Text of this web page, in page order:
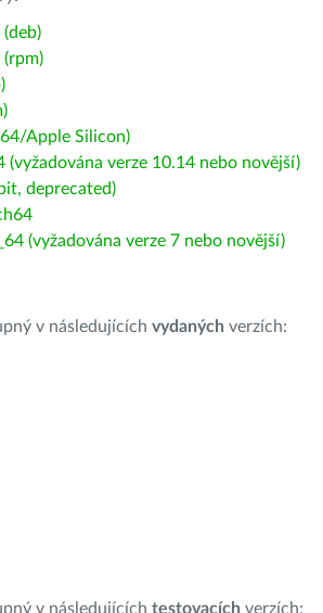
(rpm)
Apple Silicon)
(vyžadována verze 10.14 nebo novější)
deprecated)
(vyžadována verze 7 nebo novější)
v následujících vydaných verzích:
v následujících testovacích verzích: